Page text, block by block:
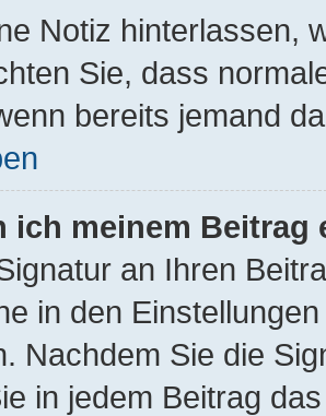
Notiz hinterlassen,
Sie, dass
bereits jemand
ich meinem
an Ihren
in den
Nachdem Sie die
in jedem Beitrag